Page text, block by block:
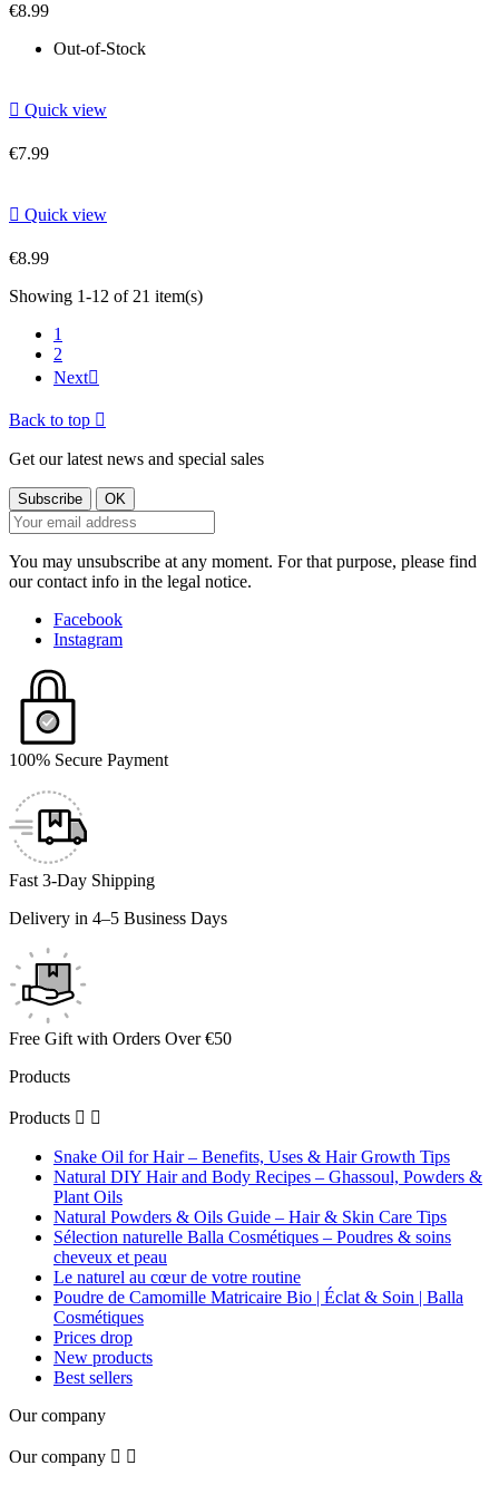
€8.99
Out-of-Stock
 Quick view
€7.99
 Quick view
€8.99
Showing 1-12 of 21 item(s)
1
2
Next
Back to top 
Get our latest news and special sales
You may unsubscribe at any moment. For that purpose, please find
our contact info in the legal notice.
Facebook
Instagram
100% Secure Payment
Fast 3-Day Shipping
Delivery in 4–5 Business Days
Free Gift with Orders Over €50
Products
Products  
Snake Oil for Hair – Benefits, Uses & Hair Growth Tips
Natural DIY Hair and Body Recipes – Ghassoul, Powders &
Plant Oils
Natural Powders & Oils Guide – Hair & Skin Care Tips
Sélection naturelle Balla Cosmétiques – Poudres & soins
cheveux et peau
Le naturel au cœur de votre routine
Poudre de Camomille Matricaire Bio | Éclat & Soin | Balla
Cosmétiques
Prices drop
New products
Best sellers
Our company
Our company  